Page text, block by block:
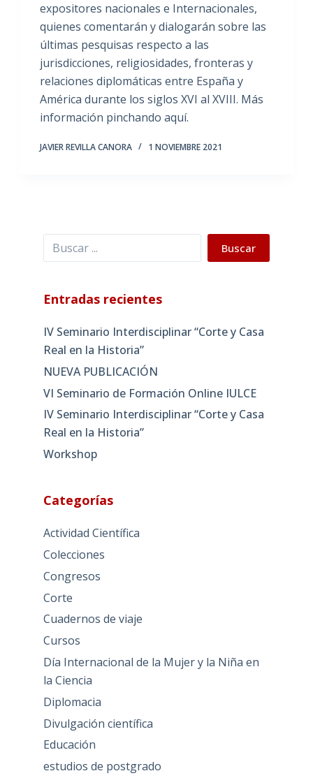
expositores nacionales e Internacionales,
quienes comentarán y dialogarán sobre las
últimas pesquisas respecto a las
jurisdicciones, religiosidades, fronteras y
relaciones diplomáticas entre España y
América durante los siglos XVI al XVIII. Más
información pinchando aquí.
JAVIER REVILLA CANORA 1 NOVIEMBRE 2021
Buscar Buscar
Entradas recientes
IV Seminario Interdisciplinar “Corte y Casa
Real en la Historia”
NUEVA PUBLICACIÓN
VI Seminario de Formación Online IULCE
IV Seminario Interdisciplinar “Corte y Casa
Real en la Historia”
Workshop
Categorías
Actividad Científica
Colecciones
Congresos
Corte
Cuadernos de viaje
Cursos
Día Internacional de la Mujer y la Niña en
la Ciencia
Diplomacia
Divulgación científica
Educación
estudios de postgrado